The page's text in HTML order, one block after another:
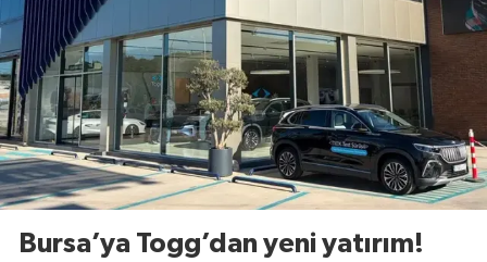
Bursa’ya Togg’dan yeni yatırım!